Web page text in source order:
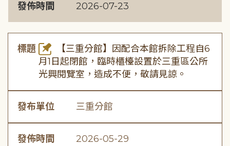
發佈時間 2026-07-23
標題
【三重分館】因配合本館拆除工程自6
月1日起閉館，臨時櫃檯設置於三重區公所
光興閱覽室，造成不便，敬請見諒。
發布單位 三重分館
發佈時間 2026-05-29